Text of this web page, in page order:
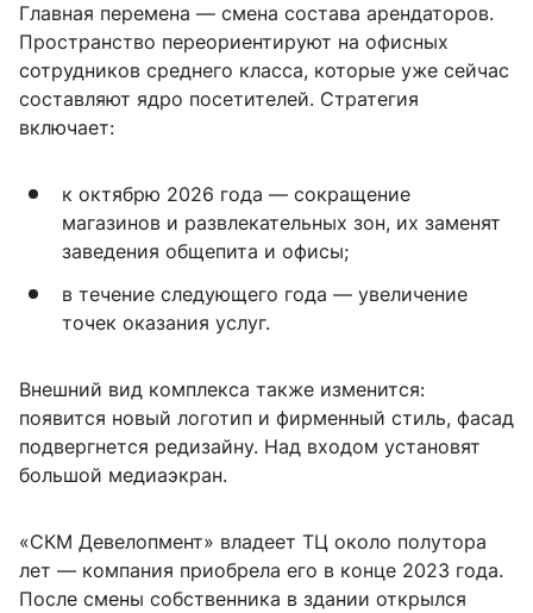
Главная перемена — смена состава арендаторов.
Пространство переориентируют на офисных
сотрудников среднего класса, которые уже сейчас
составляют ядро посетителей. Стратегия
включает:
к октябрю 2026 года — сокращение
магазинов и развлекательных зон, их заменят
заведения общепита и офисы;
в течение следующего года — увеличение
точек оказания услуг.
Внешний вид комплекса также изменится:
появится новый логотип и фирменный стиль, фасад
подвергнется редизайну. Над входом установят
большой медиаэкран.
«СКМ Девелопмент» владеет ТЦ около полутора
лет — компания приобрела его в конце 2023 года.
После смены собственника в здании открылся